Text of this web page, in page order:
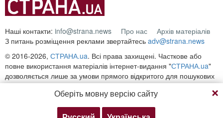
Наші контакти: info@strana.news Про нас
Архів матеріалів
З питань розміщення реклами звертайтесь adv@strana.news
© 2016-2026, СТРАНА.ua. Всі права захищені. Часткове або
повне використання матеріалів інтернет-видання "СТРАНА.ua"
дозволяється лише за умови прямого відкритого для пошукових
систем гіперпосилання на безпосередню адресу матеріалу на
Будь-яке копіювання, публікація, передрук чи відтворення
інформації, що містить посилання на «Інтерфакс-Україна»,
Оберіть мовну версію сайту